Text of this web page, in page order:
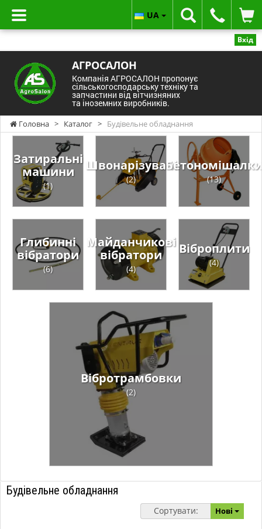
Вхід
АГРОСАЛОН
Компанія АГРОСАЛОН пропонує
сільськогосподарську техніку та
запчастини від вітчизняних
та іноземних виробників.
UA
Головна > Каталог > Будівельне обладнання
Затиральні
машини
(1)
Швонарізувачі
(2)
Бетономішалки
(13)
Глибинні
вібратори
(6)
Майданчикові
вібратори
(4)
Віброплити
(4)
Вібротрамбовки
(2)
Будівельне обладнання
Сортувати: Нові